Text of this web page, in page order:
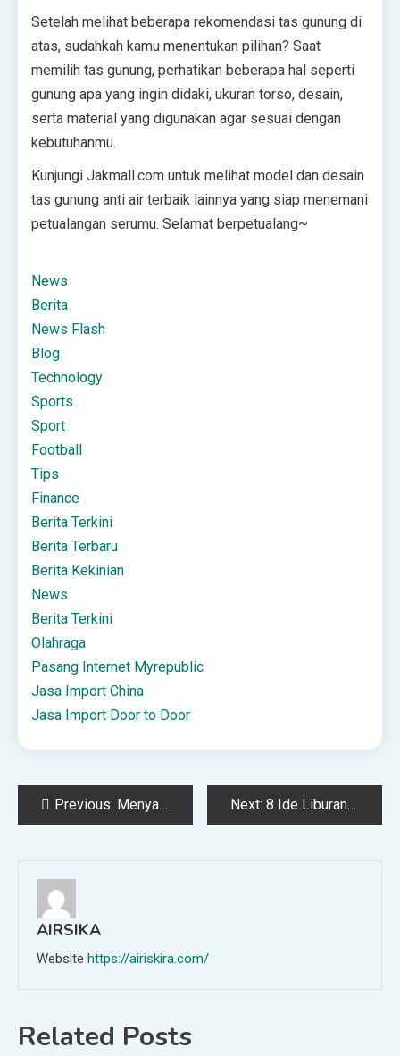
Setelah melihat beberapa rekomendasi tas gunung di
atas, sudahkah kamu menentukan pilihan? Saat
memilih tas gunung, perhatikan beberapa hal seperti
gunung apa yang ingin didaki, ukuran torso, desain,
serta material yang digunakan agar sesuai dengan
kebutuhanmu.
Kunjungi Jakmall.com untuk melihat model dan desain
tas gunung anti air terbaik lainnya yang siap menemani
petualangan serumu. Selamat berpetualang~
News
Berita
News Flash
Blog
Technology
Sports
Sport
Football
Tips
Finance
Berita Terkini
Berita Terbaru
Berita Kekinian
News
Berita Terkini
Olahraga
Pasang Internet Myrepublic
Jasa Import China
Jasa Import Door to Door
PostPrevious: Menyambut Ramadhan Rio Adiwardhana Mempersembahkan “Tak Berarah” Next: 8 Ide Liburan Akhir Tahun di dalam Kota Jakarta
AIRSIKA
Website https://airiskira.com/
Related Posts